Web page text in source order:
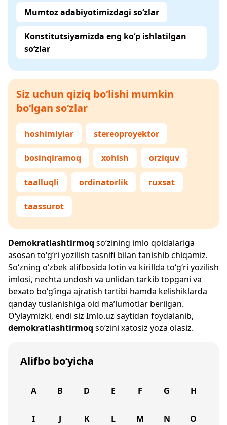
Mumtoz adabiyotimizdagi so‘zlar
Konstitutsiyamizda eng ko‘p ishlatilgan
so‘zlar
Siz uchun qiziq bo‘lishi mumkin
bo‘lgan so‘zlar
hoshimiylar stereoproyektor
bosinqiramoq xohish orziquv
taalluqli ordinatorlik ruxsat
taassurot
Demokratlashtirmoq so‘zining imlo qoidalariga
asosan to‘g‘ri yozilish tasnifi bilan tanishib chiqamiz.
So‘zning o‘zbek alifbosida lotin va kirillda to‘g‘ri yozilish
imlosi, nechta undosh va unlidan tarkib topgani va
bexato bo‘g‘inga ajratish tartibi hamda kelishiklarda
qanday tuslanishiga oid ma’lumotlar berilgan.
O‘ylaymizki, endi siz Imlo.uz saytidan foydalanib,
demokratlashtirmoq so‘zini xatosiz yoza olasiz.
Alifbo bo‘yicha
A B D E F G H
I J K L M N O